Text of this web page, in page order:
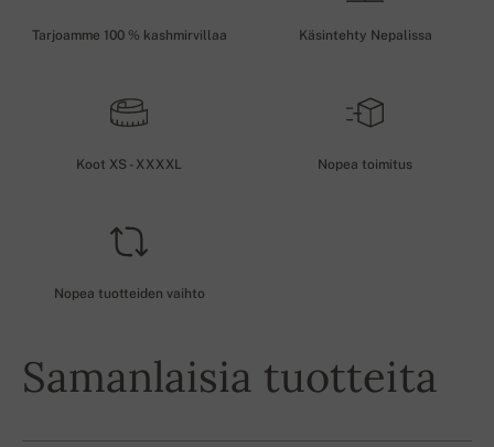
Tarjoamme 100 % kashmirvillaa Käsintehty Nepalissa
Koot XS - XXXXL Nopea toimitus
Nopea tuotteiden vaihto
Samanlaisia tuotteita